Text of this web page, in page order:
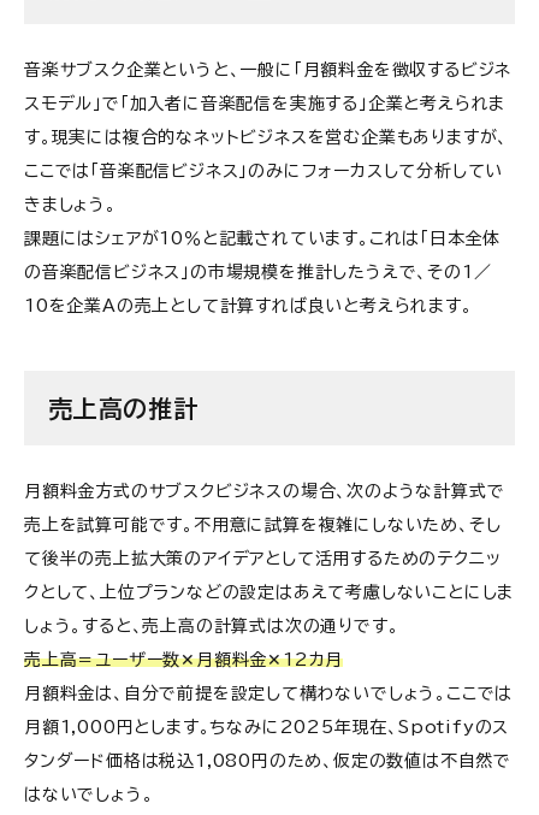
音楽サブスク企業というと、一般に「月額料金を徴収するビジネ
スモデル」で「加入者に音楽配信を実施する」企業と考えられま
す。現実には複合的なネットビジネスを営む企業もありますが、
ここでは「音楽配信ビジネス」のみにフォーカスして分析してい
きましょう。
課題にはシェアが10％と記載されています。これは「日本全体
の音楽配信ビジネス」の市場規模を推計したうえで、その1／
10を企業Aの売上として計算すれば良いと考えられます。
売上高の推計
月額料金方式のサブスクビジネスの場合、次のような計算式で
売上を試算可能です。不用意に試算を複雑にしないため、そし
て後半の売上拡大策のアイデアとして活用するためのテクニッ
クとして、上位プランなどの設定はあえて考慮しないことにしま
しょう。すると、売上高の計算式は次の通りです。
売上高＝ユーザー数✕月額料金✕12カ月
月額料金は、自分で前提を設定して構わないでしょう。ここでは
月額1,000円とします。ちなみに2025年現在、Spotifyのス
タンダード価格は税込1,080円のため、仮定の数値は不自然で
はないでしょう。